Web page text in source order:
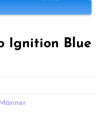
Ignition Blue